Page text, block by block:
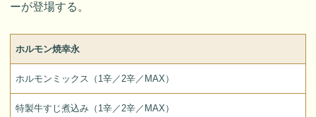
ーが登場する。
ホルモン焼幸永
ホルモンミックス（1辛／2辛／MAX）
特製牛すじ煮込み（1辛／2辛／MAX）